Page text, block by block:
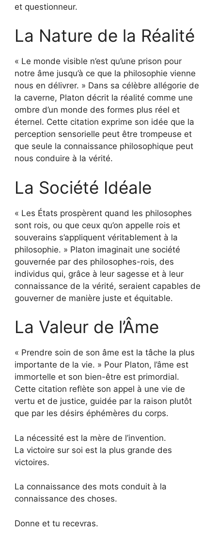
et questionneur.
La Nature de la Réalité
« Le monde visible n’est qu’une prison pour
notre âme jusqu’à ce que la philosophie vienne
nous en délivrer. » Dans sa célèbre allégorie de
la caverne, Platon décrit la réalité comme une
ombre d’un monde des formes plus réel et
éternel. Cette citation exprime son idée que la
perception sensorielle peut être trompeuse et
que seule la connaissance philosophique peut
nous conduire à la vérité.
La Société Idéale
« Les États prospèrent quand les philosophes
sont rois, ou que ceux qu’on appelle rois et
souverains s’appliquent véritablement à la
philosophie. » Platon imaginait une société
gouvernée par des philosophes-rois, des
individus qui, grâce à leur sagesse et à leur
connaissance de la vérité, seraient capables de
gouverner de manière juste et équitable.
La Valeur de l’Âme
« Prendre soin de son âme est la tâche la plus
importante de la vie. » Pour Platon, l’âme est
immortelle et son bien-être est primordial.
Cette citation reflète son appel à une vie de
vertu et de justice, guidée par la raison plutôt
que par les désirs éphémères du corps.
La nécessité est la mère de l’invention.
La victoire sur soi est la plus grande des
victoires.
La connaissance des mots conduit à la
connaissance des choses.
Donne et tu recevras.